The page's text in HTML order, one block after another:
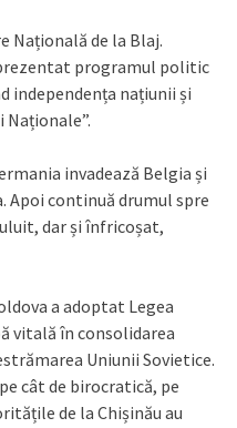
Națională de la Blaj.
programul politic
independența națiunii și
invadează Belgia și
Apoi continuă drumul spre
dar și înfricoșat,
a adoptat Legea
vitală în consolidarea
Uniunii Sovietice.
cât de birocratică, pe
de la Chișinău au